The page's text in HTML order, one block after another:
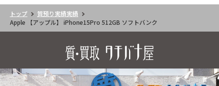
トップ
質預り実績実績
Apple 【アップル】 iPhone15Pro 512GB ソフトバンク